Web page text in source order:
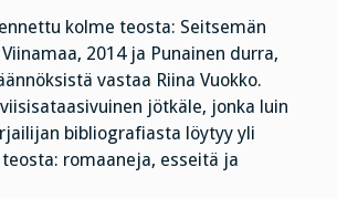
kolme teosta: Seitsemän
2014 ja Punainen durra,
vastaa Riina Vuokko.
jötkäle, jonka luin
bibliografiasta löytyy yli
romaaneja, esseitä ja